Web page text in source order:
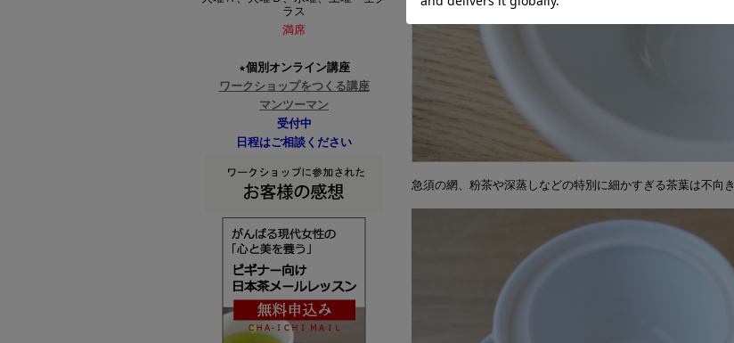
ラス
満席
★個別オンライン講座
ワークショップをつくる講座
マンツーマン
受付中
日程はご相談ください
急須の網、粉茶や深蒸しなどの特別に細かすぎる茶葉は不向き